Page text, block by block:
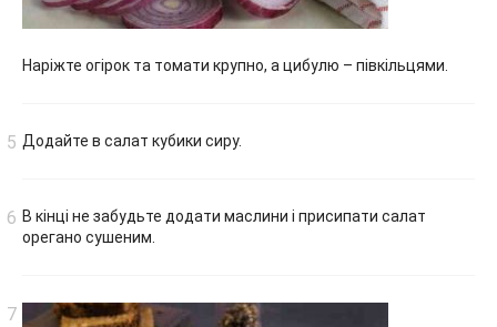
Наріжте огірок та томати крупно, а цибулю – півкільцями.
Додайте в салат кубики сиру.
В кінці не забудьте додати маслини і присипати салат
орегано сушеним.